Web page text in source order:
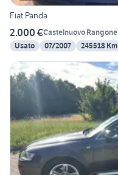
Fiat Panda
2.000 €Castelnuovo Rangone
Usato
07/2007 245518 Km